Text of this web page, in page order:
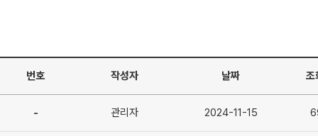
번호 작성자 날짜 조
- 공지사항 [2024.09.24]단국대병원-혁신형 미래의료연
관리자 2024-11-15